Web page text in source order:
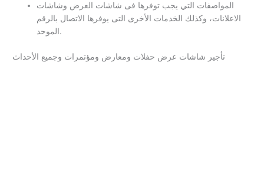
المواصفات التي يجب توفرها فى شاشات العرض وشاشات
الاعلانات، وكذلك الخدمات الأخرى التى يوفرها الاتصال بالرقم
الموحد.
تأجير شاشات عرض حفلات ومعارض ومؤتمرات وجميع الأحداث